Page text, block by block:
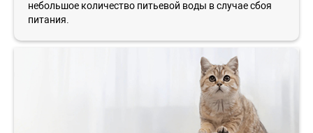
небольшое количество питьевой воды в случае сбоя
питания.